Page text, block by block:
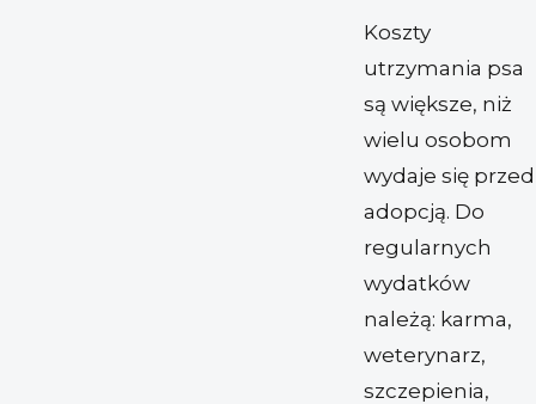
Koszty
utrzymania psa
są większe, niż
wielu osobom
wydaje się przed
adopcją. Do
regularnych
wydatków
należą: karma,
weterynarz,
szczepienia,